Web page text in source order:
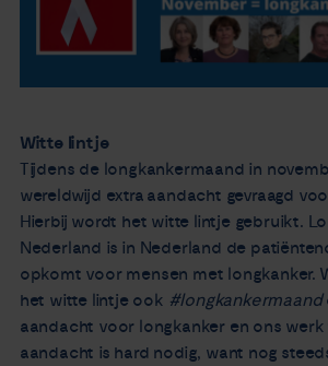
Witte lintje
Tijdens de longkankermaand in
wereldwijd extra aandacht gevraagd
Hierbij wordt het witte lintje gebruikt.
Nederland is in Nederland de
opkomt voor mensen met longkanker.
het witte lintje ook #longkankermaand
aandacht voor longkanker en ons werk
aandacht is hard nodig, want nog